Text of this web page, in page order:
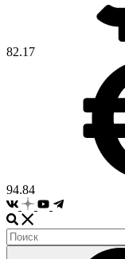
82.17
94.84